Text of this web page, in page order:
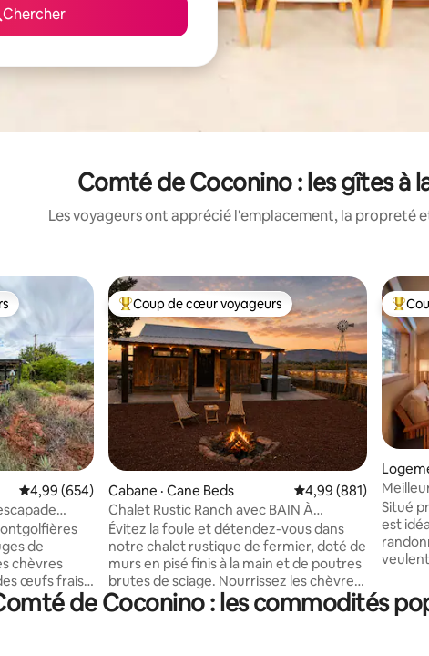
Chercher
Comté de Coconino : les gîtes à
Les voyageurs ont apprécié l'emplacement, la propreté
les plus aimés
Note moyenne de 4,99 sur 5, 654 commentaires
4,99 (654)
de
chèvres
œufs frais
feu sous
Coup de cœur voyageurs parmi les plus aimés
Coup de cœur voyageurs
Cabane · Cane Beds Note moyenne de
4,99 (881)
Chalet Rustic Ranch avec BAIN À
REMOUS et vues incroyables! Zion
Évitez la foule et détendez-vous dans
notre chalet rustique de fermier, doté de
murs en pisé finis à la main et de poutres
brutes de sciage. Nourrissez les chèvres
et les chevaux, explorez notre canyon
privé où paît le bétail, admirez les
Situé
est
de Coconino : les commodités